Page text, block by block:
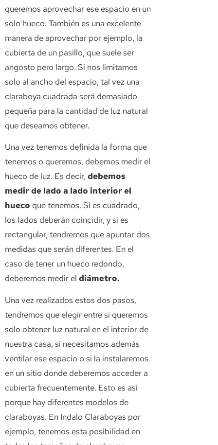
queremos aprovechar ese espacio en un
solo hueco. También es una excelente
manera de aprovechar por ejemplo, la
cubierta de un pasillo, que suele ser
angosto pero largo. Si nos limitamos
solo al ancho del espacio, tal vez una
claraboya cuadrada será demasiado
pequeña para la cantidad de luz natural
que deseamos obtener.
Una vez tenemos definida la forma que
tenemos o queremos, debemos medir el
hueco de luz. Es decir, debemos
medir de lado a lado interior el
hueco que tenemos. Si es cuadrado,
los lados deberán coincidir, y si es
rectangular, tendremos que apuntar dos
medidas que serán diferentes. En el
caso de tener un hueco redondo,
deberemos medir el diámetro.
Una vez realizados estos dos pasos,
tendremos que elegir entre si queremos
solo obtener luz natural en el interior de
nuestra casa, si necesitamos además
ventilar ese espacio o si la instalaremos
en un sitio donde deberemos acceder a
cubierta frecuentemente. Esto es así
porque hay diferentes modelos de
claraboyas. En Indalo Claraboyas por
ejemplo, tenemos esta posibilidad en